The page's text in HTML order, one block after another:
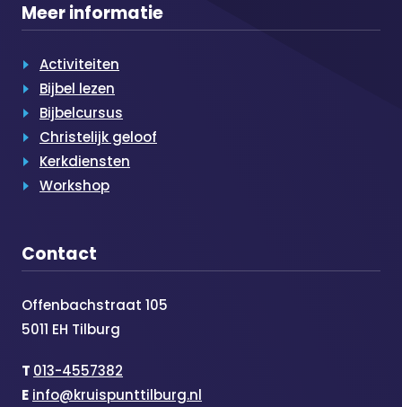
Meer informatie
Activiteiten
Bijbel lezen
Bijbelcursus
Christelijk geloof
Kerkdiensten
Workshop
Contact
Offenbachstraat 105
5011 EH Tilburg
T 013-4557382
E info@kruispunttilburg.nl